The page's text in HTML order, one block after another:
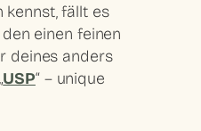
kennst, fällt es
einen feinen
deines anders
USP“ – unique